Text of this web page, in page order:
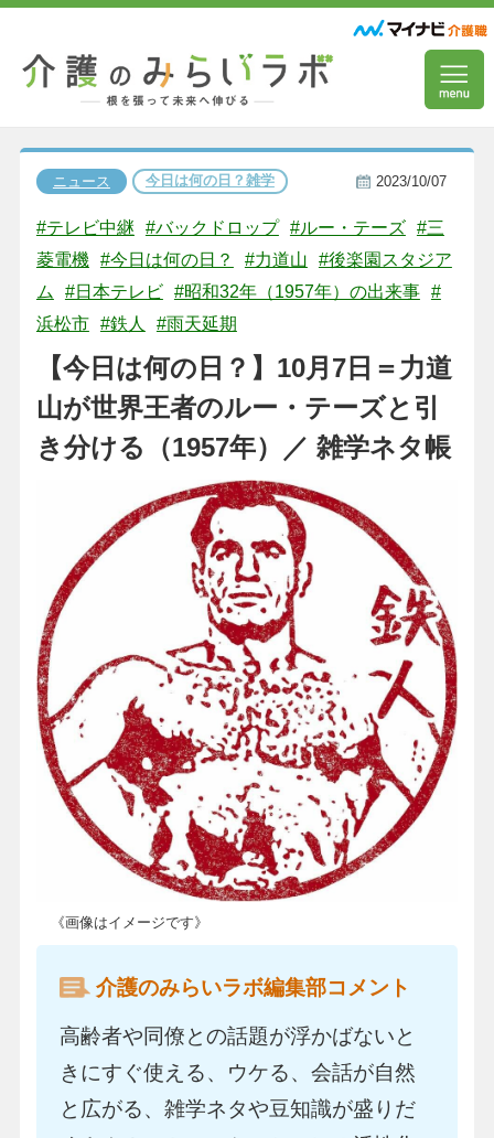
ニュース 今日は何の日？雑学 2023/10/07
#テレビ中継 #バックドロップ #ルー・テーズ #三
菱電機 #今日は何の日？ #力道山
#後楽園スタジア
ム
#日本テレビ #昭和32年（1957年）の出来事 #
浜松市 #鉄人 #雨天延期
【今日は何の日？】10月7日＝力道
山が世界王者のルー・テーズと引
き分ける（1957年）／ 雑学ネタ帳
《画像はイメージです》
介護のみらいラボ編集部コメント
高齢者や同僚との話題が浮かばないと
きにすぐ使える、ウケる、会話が自然
と広がる、雑学ネタや豆知識が盛りだ